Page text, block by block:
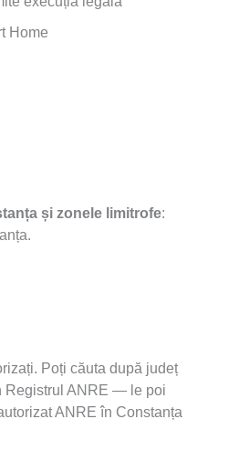
Home
și zonele limitrofe:
Poți căuta după județ
Registrul ANRE — le poi
ANRE în Constanța